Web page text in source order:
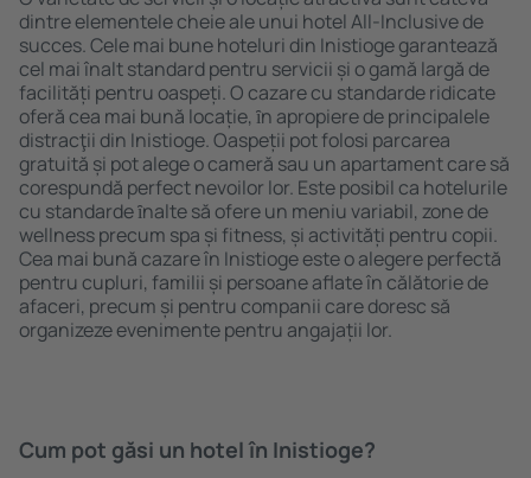
dintre elementele cheie ale unui hotel All-Inclusive de
succes. Cele mai bune hoteluri din Inistioge garantează
cel mai înalt standard pentru servicii și o gamă largă de
facilități pentru oaspeți. O cazare cu standarde ridicate
oferă cea mai bună locație, ȋn apropiere de principalele
distracţii din Inistioge. Oaspeții pot folosi parcarea
gratuită și pot alege o cameră sau un apartament care să
corespundă perfect nevoilor lor. Este posibil ca hotelurile
cu standarde ȋnalte să ofere un meniu variabil, zone de
wellness precum spa și fitness, și activități pentru copii.
Cea mai bună cazare în Inistioge este o alegere perfectă
pentru cupluri, familii și persoane aflate în călătorie de
afaceri, precum și pentru companii care doresc să
organizeze evenimente pentru angajații lor.
Cum pot găsi un hotel în Inistioge?